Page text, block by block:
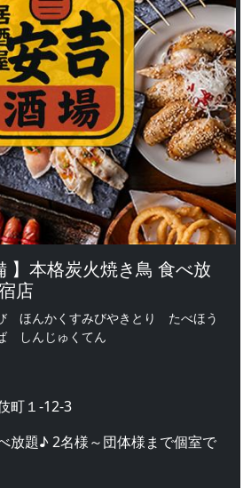
】本格炭火焼き鳥 食べ放
店
ほんかくすみびやきとり たべほう
しんじゅくてん
町１-12-3
放題♪ 2名様～団体様まで個室で